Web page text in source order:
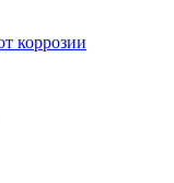
коррозии